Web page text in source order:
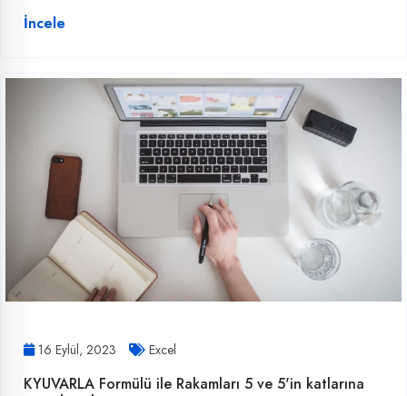
İncele
16 Eylül, 2023 Excel
KYUVARLA Formülü ile Rakamları 5 ve 5'in katlarına